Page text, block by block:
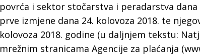
povrća i sektor stočarstva i peradarstva dana
prve izmjene dana 24. kolovoza 2018. te
kolovoza 2018. godine (u daljnjem tekstu:
mrežnim stranicama Agencije za plaćanja